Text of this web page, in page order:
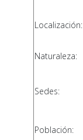
Localización:
Naturaleza:
Sedes:
Población: